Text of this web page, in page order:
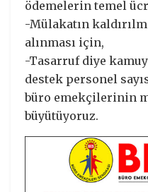
ödemelerin temel
-Mülakatın
alınması için,
-Tasarruf diye
destek personel
büro emekçilerinin
büyütüyoruz.